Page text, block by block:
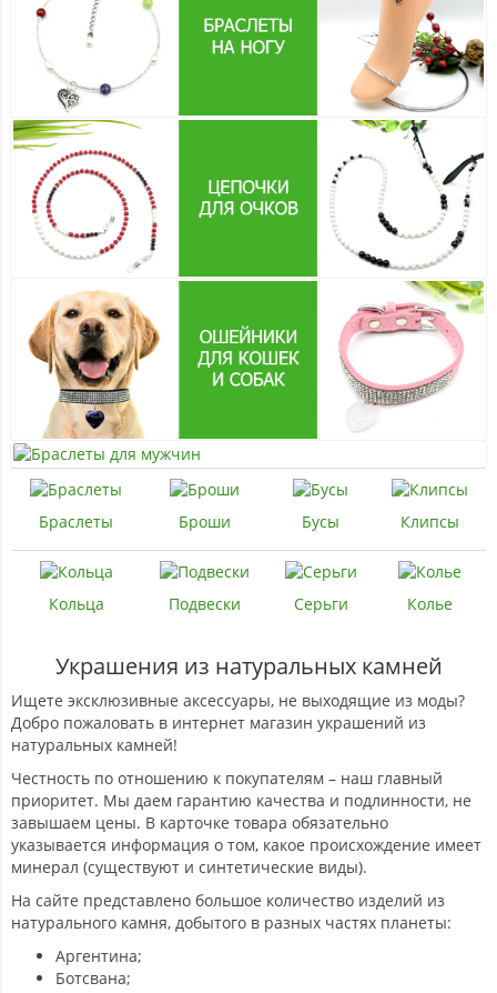
Браслеты Броши Бусы Клипсы
Кольца Подвески Серьги Колье
Украшения из натуральных камней
Ищете эксклюзивные аксессуары, не выходящие из моды?
Добро пожаловать в интернет магазин украшений из
натуральных камней!
Честность по отношению к покупателям – наш главный
приоритет. Мы даем гарантию качества и подлинности, не
завышаем цены. В карточке товара обязательно
указывается информация о том, какое происхождение имеет
минерал (существуют и синтетические виды).
На сайте представлено большое количество изделий из
натурального камня, добытого в разных частях планеты:
Аргентина;
Ботсвана;